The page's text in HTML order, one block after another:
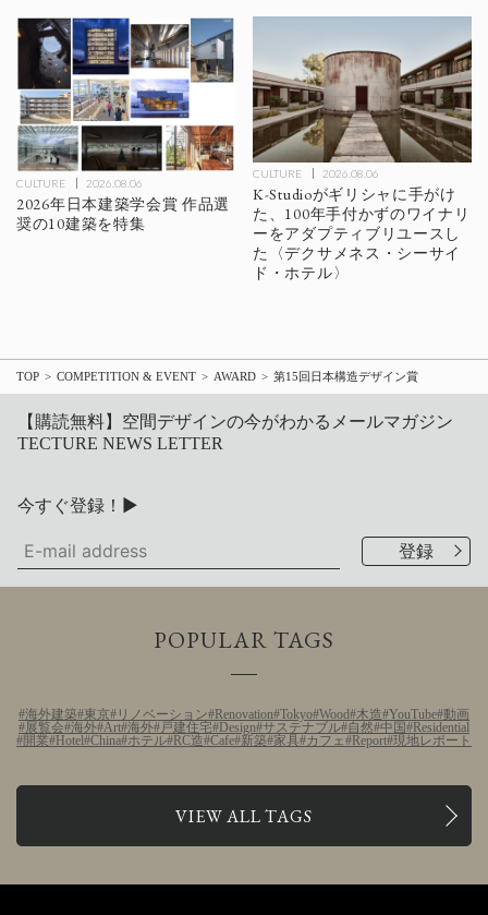
CULTURE 2026.08.06
2026年日本建築学会賞 作品選
奨の10建築を特集
CULTURE 2026.08.06
K-Studioがギリシャに手がけ
た、100年手付かずのワイナリ
ーをアダプティブリユースし
た〈デクサメネス・シーサイ
ド・ホテル〉
TOP COMPETITION & EVENT AWARD 第15回日本構造デザイン賞
【購読無料】空間デザインの今がわかるメールマガジン
TECTURE NEWS LETTER
今すぐ登録！▶
POPULAR TAGS
海外建築 東京 リノベーション Renovation Tokyo Wood 木造 YouTube 動画
展覧会 海外 Art 海外 戸建住宅 Design サステナブル 自然 中国 Residential
開業 Hotel China ホテル RC造 Cafe 新築 家具 カフェ Report 現地レポート
VIEW ALL TAGS